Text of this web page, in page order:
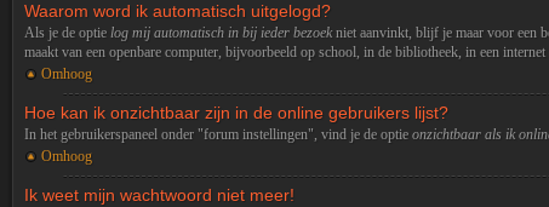
Waarom word ik automatisch uitgelogd?
Als je de optie log mij automatisch in bij ieder bezoekniet aanvinkt, blijf je maar voor een
maakt van een openbare computer, bijvoorbeeld op school, in de bibliotheek, in een
Omhoog
Hoe kan ik onzichtbaar zijn in de online gebruikers lijst?
In het gebruikerspaneel onder "forum instellingen", vind je de optie onzichtbaar als ik
Omhoog
Ik weet mijn wachtwoord niet meer!